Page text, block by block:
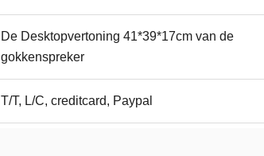
De Desktopvertoning 41*39*17cm van de
gokkenspreker
T/T, L/C, creditcard, Paypal